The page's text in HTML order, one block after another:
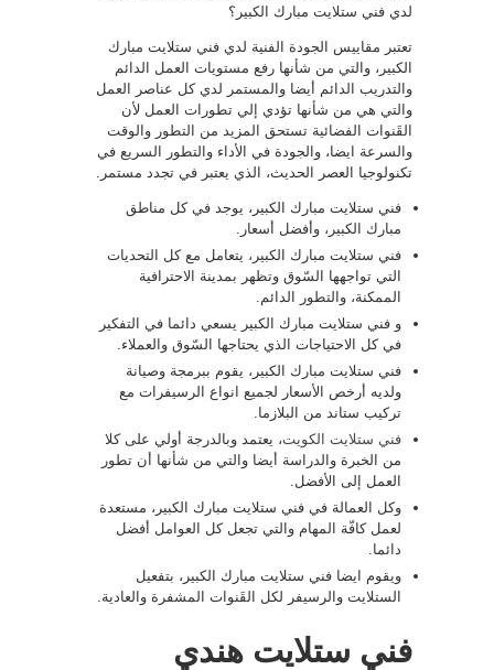
لدي فني ستلايت مبارك الكبير؟
تعتبر مقاييس الجودة الفنية لدي فني ستلايت مبارك
الكبير، والتي من شأنها رفع مستويات العمل الدائم
والتدريب الدائم أيضا والمستمر لدي كل عناصر العمل
والتي هي من شأنها تؤدي إلي تطورات العمل لأن
القَنوات الفضائية تستحق المزيد من التطور والوقت
والسرعة ايضا، والجودة في الأداء والتطور السريع في
تكنولوجيا العصر الحديث، الذي يعتبر في تجدد مستمر.
فني ستلايت مبارك الكبير، يوجد في كل مناطق
مبارك الكبير، وأفضل أسعار.
فني ستلايت مبارك الكبير، يتعامل مع كل التحديات
التي تواجهها السّوق وتظهر بمدينة الاحترافية
الممكنة، والتطور الدائم.
و فني ستلايت مبارك الكبير يسعي دائما في التفكير
في كل الاحتياجات الذي يحتاجها السّوق والعملاء.
فني ستلايت مبارك الكبير، يقوم ببرمجة وصيانة
ولديه أرخص الأسعار لجميع انواع الرسيفرات مع
تركيب ستاند من البلازما.
فني ستلايت الكويت، يعتمد وبالدرجة أولي على كلا
من الخبرة والدراسة أيضا والتي من شأنها أن تطور
العمل إلى الأفضل.
وكل العمالة في فني ستلايت مبارك الكبير، مستعدة
لعمل كافّة المهام والتي تجعل كل العوامل أفضل
دائما.
ويقوم ايضا فني ستلايت مبارك الكبير، بتفعيل
الستلايت والرسيفر لكل القَنوات المشفرة والعادية.
فني ستلايت هندي